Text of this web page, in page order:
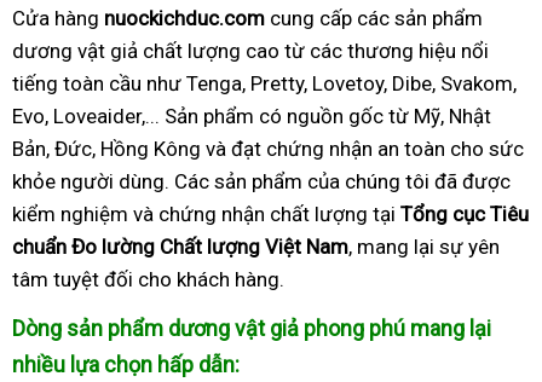
Cửa hàng nuockichduc.com cung cấp các sản phẩm
dương vật giả chất lượng cao từ các thương hiệu nổi
tiếng toàn cầu như Tenga, Pretty, Lovetoy, Dibe, Svakom,
Evo, Loveaider,... Sản phẩm có nguồn gốc từ Mỹ, Nhật
Bản, Đức, Hồng Kông và đạt chứng nhận an toàn cho sức
khỏe người dùng. Các sản phẩm của chúng tôi đã được
kiểm nghiệm và chứng nhận chất lượng tại Tổng cục Tiêu
chuẩn Đo lường Chất lượng Việt Nam, mang lại sự yên
tâm tuyệt đối cho khách hàng.
Dòng sản phẩm dương vật giả phong phú mang lại
nhiều lựa chọn hấp dẫn: